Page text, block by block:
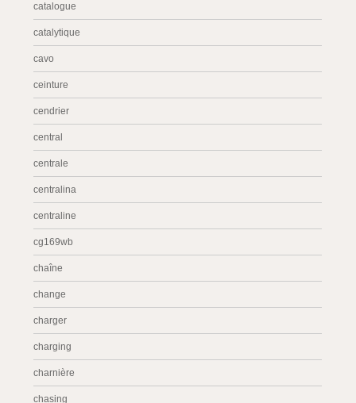
catalogue
catalytique
cavo
ceinture
cendrier
central
centrale
centralina
centraline
cg169wb
chaîne
change
charger
charging
charnière
chasing